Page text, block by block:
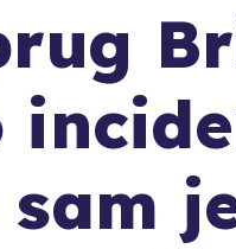
sam